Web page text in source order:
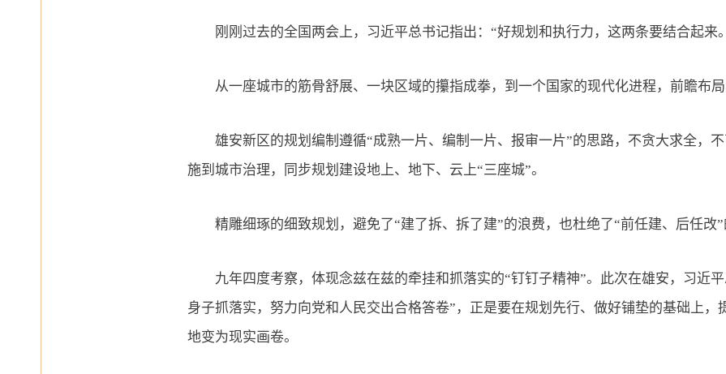
刚刚过去的全国两会上，习近平总书记指出：“好规划和执行力，这两条要结合起来
从一座城市的筋骨舒展、一块区域的攥指成拳，到一个国家的现代化进程，前瞻布局
雄安新区的规划编制遵循“成熟一片、编制一片、报审一片”的思路，不贪大求全，不
施到城市治理，同步规划建设地上、地下、云上“三座城”。
精雕细琢的细致规划，避免了“建了拆、拆了建”的浪费，也杜绝了“前任建、后任改”
九年四度考察，体现念兹在兹的牵挂和抓落实的“钉钉子精神”。此次在雄安，习近
身子抓落实，努力向党和人民交出合格答卷”，正是要在规划先行、做好铺垫的基础上
地变为现实画卷。